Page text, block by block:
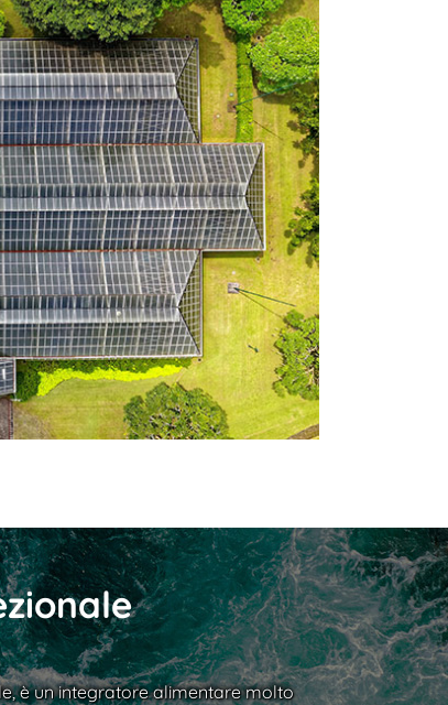
è un integratore alimentare molto